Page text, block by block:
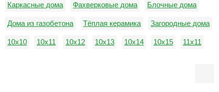
Каркасные дома Фахверковые дома Блочные дома
Дома из газобетона Тёплая керамика Загородные дома
10х10 10х11 10х12 10х13 10х14 10х15 11х11